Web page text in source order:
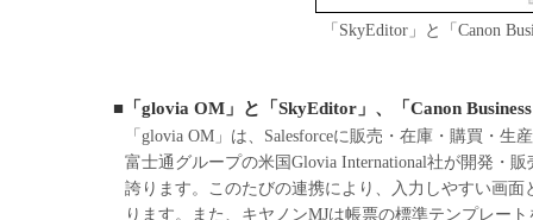
「SkyEditor」と「Canon
■「glovia OM」と「SkyEditor」、「Canon
「glovia OM」は、Salesforceに販売・在庫・購買・
富士通グループの米国Glovia International社が開発・
誇ります。このたびの連携により、入力しやすい画
ります。また、キヤノンMJは帳票の標準テンプレー